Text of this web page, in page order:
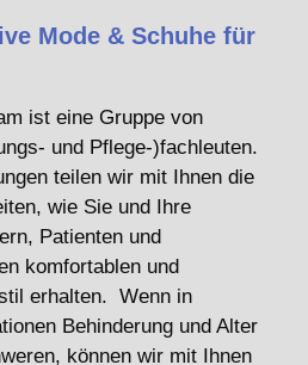
Mode & Schuhe für
ist eine Gruppe von
und Pflege-)fachleuten.
teilen wir mit Ihnen die
wie Sie und Ihre
Patienten und
komfortablen und
erhalten. Wenn in
Behinderung und Alter
können wir mit Ihnen